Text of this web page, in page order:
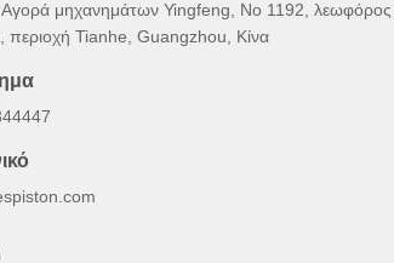
Αγορά μηχανημάτων Yingfeng, Νο 1192, λεωφόρος
περιοχή Tianhe, Guangzhou, Κίνα